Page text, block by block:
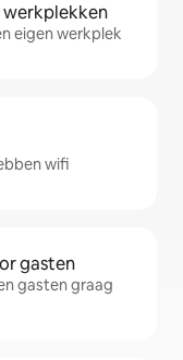
eigen werkplek
wifi
gasten
gasten graag